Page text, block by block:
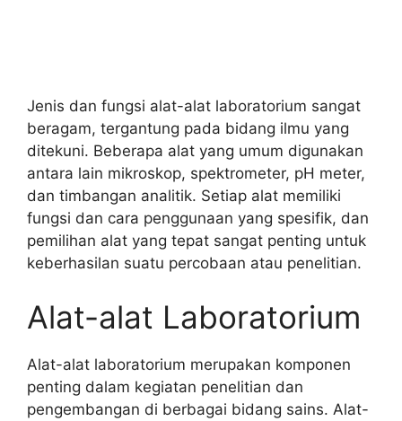
Jenis dan fungsi alat-alat laboratorium sangat
beragam, tergantung pada bidang ilmu yang
ditekuni. Beberapa alat yang umum digunakan
antara lain mikroskop, spektrometer, pH meter,
dan timbangan analitik. Setiap alat memiliki
fungsi dan cara penggunaan yang spesifik, dan
pemilihan alat yang tepat sangat penting untuk
keberhasilan suatu percobaan atau penelitian.
Alat-alat Laboratorium
Alat-alat laboratorium merupakan komponen
penting dalam kegiatan penelitian dan
pengembangan di berbagai bidang sains. Alat-